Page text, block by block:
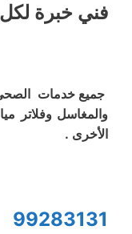
فني خبرة
جميع خدمات
والمغاسل وفلاتر
الأخرى .
99283131